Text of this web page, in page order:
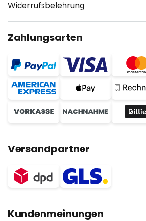
Widerrufsbelehrung
Zahlungsarten
Versandpartner
Kundenmeinungen